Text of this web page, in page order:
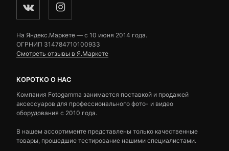
На Яндекс.Маркете — c 10 июня 2014 года.
ОГРНИП 314784710100933
Смотреть отзывы в Я.Маркете
КОРОТКО О НАС
Компания Fotogamma занимается поставкой и продажей
аксессуаров для профессионального фото- и видео
оборудования с 2010 года.
В нашем ассортименте представлены только качественные
товары, прошедшие тестирование нашими специалистами.